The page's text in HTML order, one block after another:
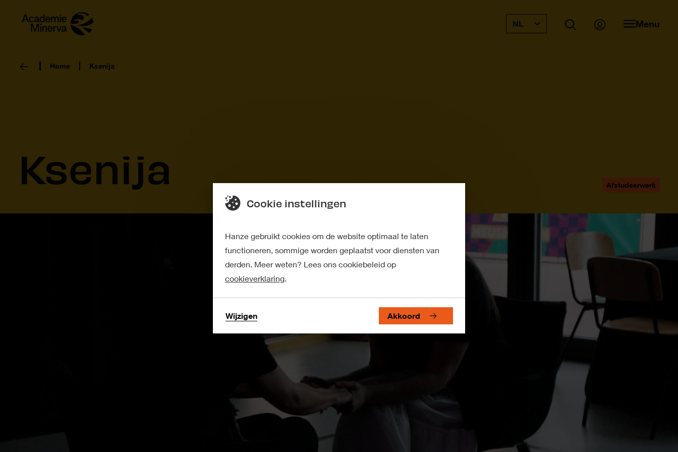
NL Menu
Home Ksenija
Ksenija Afstudeerwerk
Cookie instellingen
Hanze gebruikt cookies om de website optimaal te laten
functioneren, sommige worden geplaatst voor diensten van
derden. Meer weten? Lees ons cookiebeleid op
cookieverklaring.
Wijzigen Akkoord